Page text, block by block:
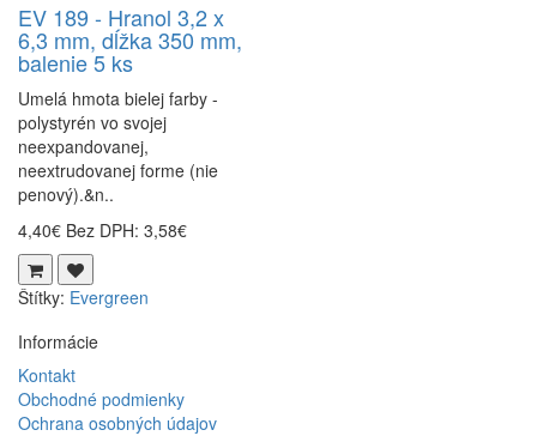
EV 189 - Hranol 3,2 x
6,3 mm, dĺžka 350 mm,
balenie 5 ks
Umelá hmota bielej farby -
polystyrén vo svojej
neexpandovanej,
neextrudovanej forme (nie
penový).&n..
4,40€ Bez DPH: 3,58€
Štítky: Evergreen
Informácie
Kontakt
Obchodné podmienky
Ochrana osobných údajov